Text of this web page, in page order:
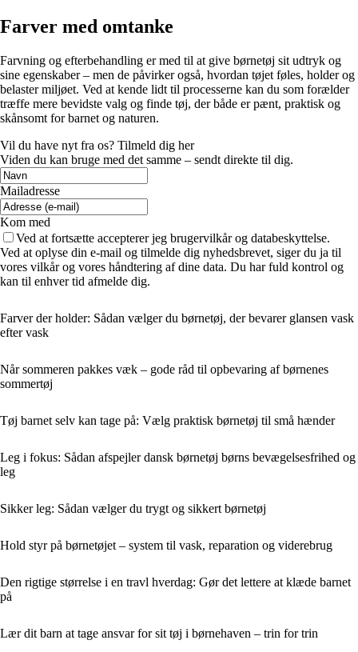
Farver med omtanke
Farvning og efterbehandling er med til at give børnetøj sit udtryk og
sine egenskaber – men de påvirker også, hvordan tøjet føles, holder og
belaster miljøet. Ved at kende lidt til processerne kan du som forælder
træffe mere bevidste valg og finde tøj, der både er pænt, praktisk og
skånsomt for barnet og naturen.
Vil du have nyt fra os? Tilmeld dig her
Viden du kan bruge med det samme – sendt direkte til dig.
Mailadresse
Kom med
Ved at fortsætte accepterer jeg brugervilkår og databeskyttelse.
Ved at oplyse din e-mail og tilmelde dig nyhedsbrevet, siger du ja til
vores vilkår og vores håndtering af dine data. Du har fuld kontrol og
kan til enhver tid afmelde dig.
Farver der holder: Sådan vælger du børnetøj, der bevarer glansen vask
efter vask
Når sommeren pakkes væk – gode råd til opbevaring af børnenes
sommertøj
Tøj barnet selv kan tage på: Vælg praktisk børnetøj til små hænder
Leg i fokus: Sådan afspejler dansk børnetøj børns bevægelsesfrihed og
leg
Sikker leg: Sådan vælger du trygt og sikkert børnetøj
Hold styr på børnetøjet – system til vask, reparation og viderebrug
Den rigtige størrelse i en travl hverdag: Gør det lettere at klæde barnet
på
Lær dit barn at tage ansvar for sit tøj i børnehaven – trin for trin